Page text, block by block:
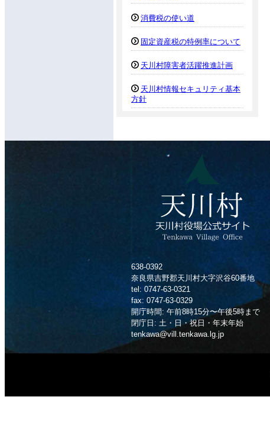
消費税の使い道
固定資産税の特例率について
天川村障害者活躍推進計画
天川村情報セキュリティ基本
方針
638-0392
奈良県吉野郡天川村大字沢谷60番地
tel: 0747-63-0321
fax: 0747-63-0329
開庁時間: 午前8時15分〜午後5時まで
閉庁日: 土・日・祝日・年末年始
tenkawa@vill.tenkawa.lg.jp